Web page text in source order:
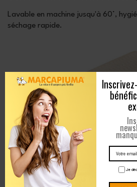
Lavable en machine jusqu'à 60°,
séchage rapide.
Je